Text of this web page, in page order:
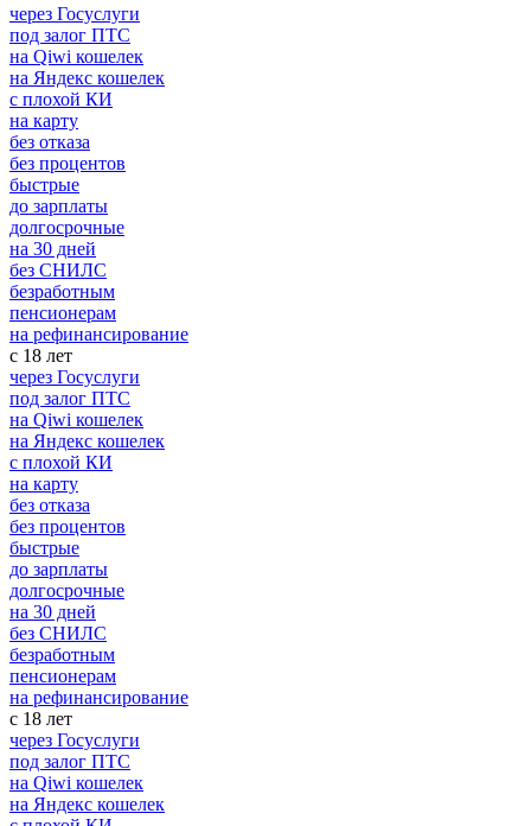
через Госуслуги
под залог ПТС
на Qiwi кошелек
на Яндекс кошелек
с плохой КИ
на карту
без отказа
без процентов
быстрые
до зарплаты
долгосрочные
на 30 дней
без СНИЛС
безработным
пенсионерам
на рефинансирование
с 18 лет
через Госуслуги
под залог ПТС
на Qiwi кошелек
на Яндекс кошелек
с плохой КИ
на карту
без отказа
без процентов
быстрые
до зарплаты
долгосрочные
на 30 дней
без СНИЛС
безработным
пенсионерам
на рефинансирование
с 18 лет
через Госуслуги
под залог ПТС
на Qiwi кошелек
на Яндекс кошелек